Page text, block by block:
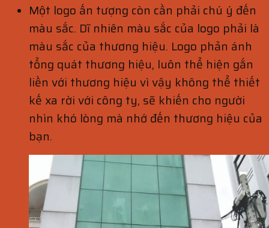
Một logo ấn tượng còn cần phải chú ý đến
màu sắc. Dĩ nhiên màu sắc của logo phải là
màu sắc của thương hiệu. Logo phản ánh
tổng quát thương hiệu, luôn thể hiện gắn
liền với thương hiệu vì vậy không thể thiết
kế xa rời với công ty, sẽ khiến cho người
nhìn khó lòng mà nhớ đến thương hiệu của
bạn.